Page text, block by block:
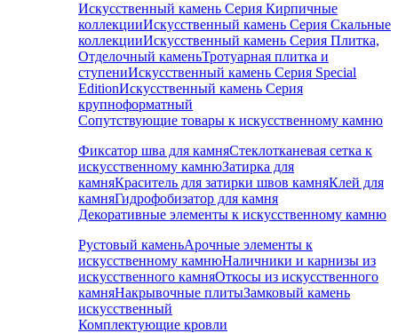
Искусственный камень Серия Кирпичные
коллекцииИскусственный камень Серия Скальные
коллекцииИскусственный камень Серия Плитка,
Отделочный каменьТротуарная плитка и
ступениИскусственный камень Серия Special
EditionИскусственный камень Серия
крупноформатный
Сопутствующие товары к искусственному камню
Фиксатор шва для камняСтеклотканевая сетка к
искусственному камнюЗатирка для
камняКраситель для затирки швов камняКлей для
камняГидрофобизатор для камня
Декоративные элементы к искусственному камню
Рустовый каменьАрочные элементы к
искусственному камнюНаличники и карнизы из
искусственного камняОткосы из искусственного
камняНакрывочные плитыЗамковый камень
искусственный
Комплектующие кровли